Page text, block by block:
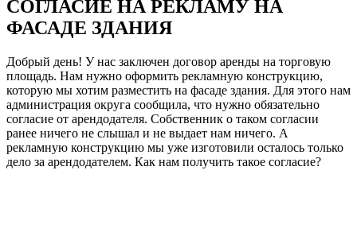
СОГЛАСИЕ НА РЕКЛАМУ НА
ФАСАДЕ ЗДАНИЯ
Добрый день! У нас заключен договор аренды на торговую
площадь. Нам нужно оформить рекламную конструкцию,
которую мы хотим разместить на фасаде здания. Для этого нам
администрация округа сообщила, что нужно обязательно
согласие от арендодателя. Собственник о таком согласии
ранее ничего не слышал и не выдает нам ничего. А
рекламную конструкцию мы уже изготовили осталось только
дело за арендодателем. Как нам получить такое согласие?